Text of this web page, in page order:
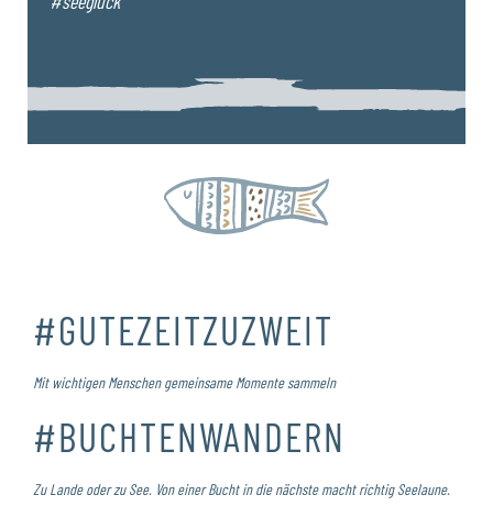
#GUTEZEITZUZWEIT
Mit wichtigen Menschen gemeinsame Momente sammeln
#BUCHTENWANDERN
Zu Lande oder zu See. Von einer Bucht in die nächste macht richtig Seelaune.